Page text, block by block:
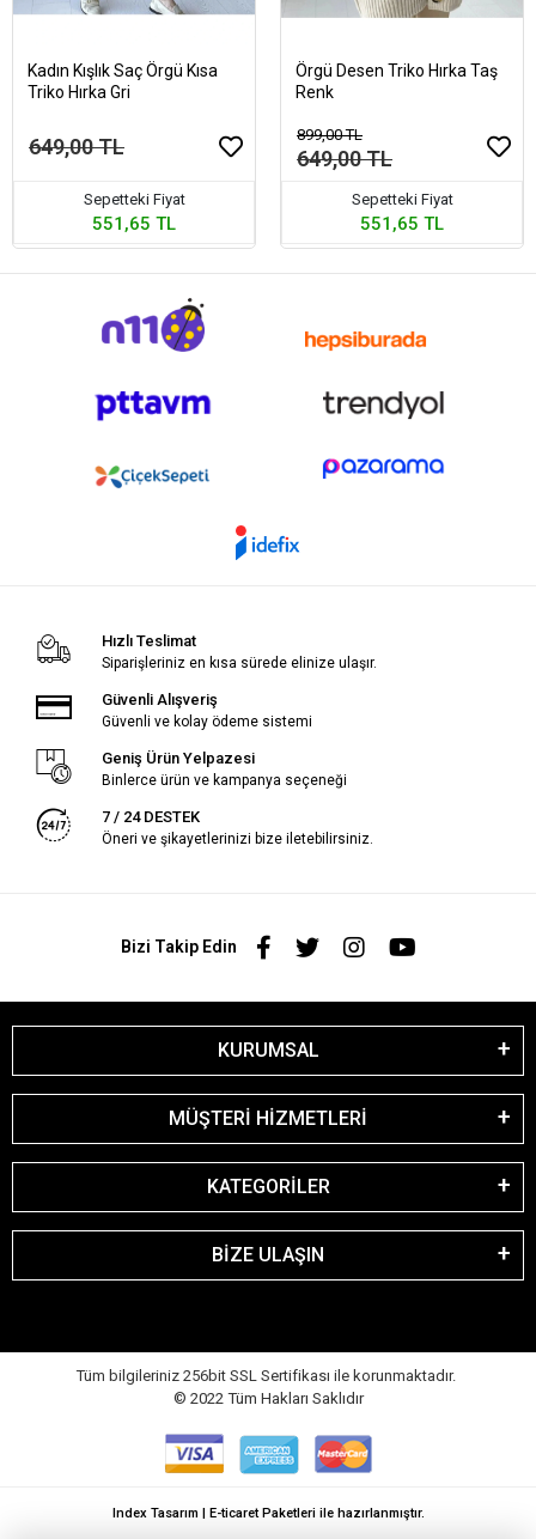
Kadın Kışlık Saç Örgü Kısa
Triko Hırka Gri
649,00 TL
Sepetteki Fiyat
551,65 TL
Örgü Desen Triko Hırka Taş
Renk
899,00 TL
649,00 TL
Sepetteki Fiyat
551,65 TL
Hızlı Teslimat
Siparişleriniz en kısa sürede elinize ulaşır.
Güvenli Alışveriş
Güvenli ve kolay ödeme sistemi
Geniş Ürün Yelpazesi
Binlerce ürün ve kampanya seçeneği
7 / 24 DESTEK
Öneri ve şikayetlerinizi bize iletebilirsiniz.
Bizi Takip Edin
KURUMSAL
MÜŞTERİ HİZMETLERİ
KATEGORİLER
BİZE ULAŞIN
Tüm bilgileriniz 256bit SSL Sertifikası ile korunmaktadır.
© 2022 Tüm Hakları Saklıdır
Index Tasarım | E-ticaret Paketleri ile hazırlanmıştır.